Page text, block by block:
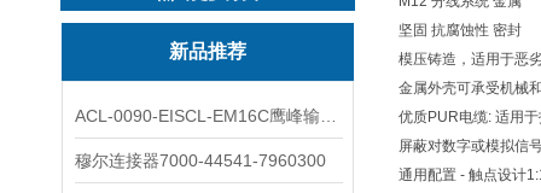
新品推荐
穆尔连接器7000-44541-7960300
坚固 抗腐蚀性 密封
模压铸造，适用于恶
金属外壳可承受机械
优质PUR电缆: 适用
屏蔽对数字或模拟信
通用配置 - 触点设计